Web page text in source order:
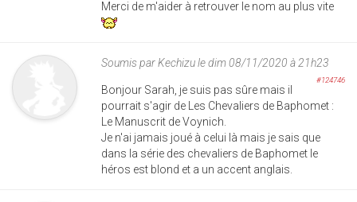
Merci de m'aider à retrouver le nom au plus vite
Soumis parKechizule dim 08/11/2020 à 21h23
#124746
Bonjour Sarah, je suis pas sûre mais il
pourrait s'agir de Les Chevaliers de Baphomet :
Le Manuscrit de Voynich.
Je n'ai jamais joué à celui là mais je sais que
dans la série des chevaliers de Baphomet le
héros est blond et a un accent anglais.